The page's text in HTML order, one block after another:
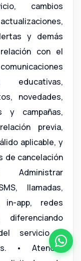
cambios
y demás
con el
educativas,
novedades,
y campañas,
previa,
aplicable, y
de cancelación
llamadas,
in-app, redes
del servicio y
• Atender